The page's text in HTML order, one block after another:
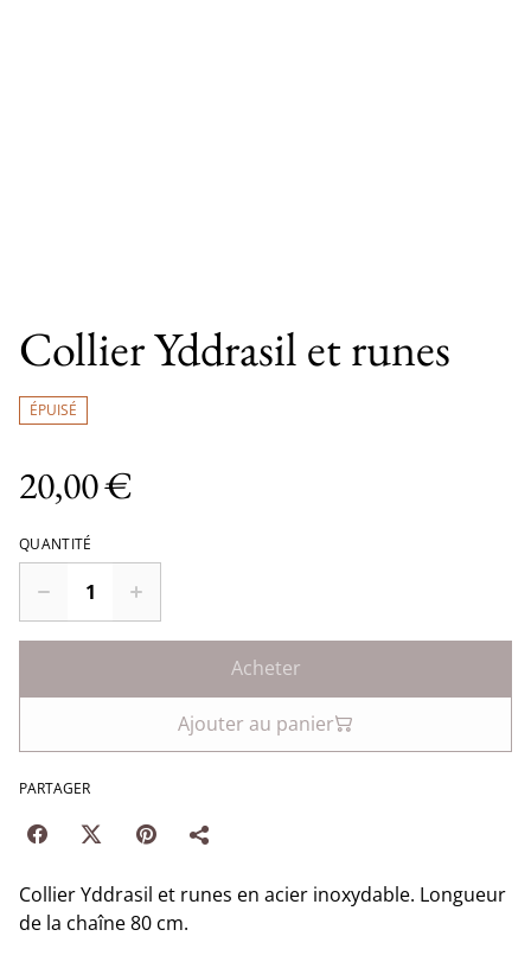
Collier Yddrasil et runes
ÉPUISÉ
20,00 €
QUANTITÉ
Acheter
Ajouter au panier
PARTAGER
Collier Yddrasil et runes en acier inoxydable. Longueur
de la chaîne 80 cm.